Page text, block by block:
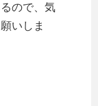
ので、気
いしま